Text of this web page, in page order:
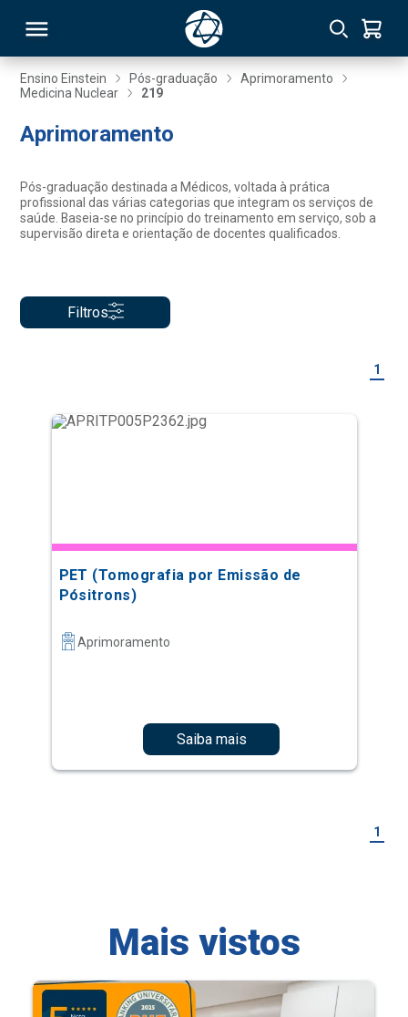
Ensino Einstein Pós-graduação
Aprimoramento
Medicina Nuclear
219
Aprimoramento
Pós-graduação destinada a Médicos, voltada à prática
profissional das várias categorias que integram os serviços de
saúde. Baseia-se no princípio do treinamento em serviço, sob a
supervisão direta e orientação de docentes qualificados.
Filtros
1
PET (Tomografia por Emissão de
Pósitrons)
Aprimoramento
Saiba mais
1
Mais vistos